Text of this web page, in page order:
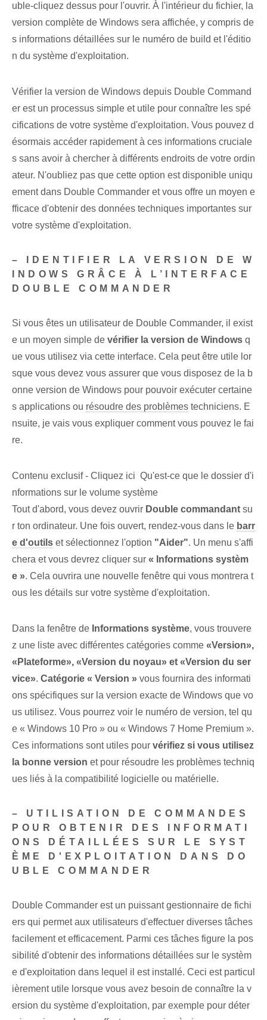
uble-cliquez dessus pour l'ouvrir. À l'intérieur du fichier, la
version complète de Windows sera affichée, y compris de
s informations détaillées sur le numéro de build et l'éditio
n du système d'exploitation.
Vérifier la version de Windows depuis Double Command
er est un processus simple et utile pour connaître les spé
cifications de votre système d'exploitation. Vous pouvez d
ésormais accéder rapidement à ces informations cruciale
s sans avoir à chercher à différents endroits de votre ordin
ateur. N'oubliez pas que cette option est disponible uniqu
ement dans Double Commander et vous offre un moyen e
fficace d'obtenir des données techniques importantes sur
votre système d'exploitation.
– IDENTIFIER LA VERSION DE W
INDOWS GRÂCE À L’INTERFACE
DOUBLE COMMANDER
Si vous êtes un utilisateur de Double Commander, il exist
e un moyen simple de vérifier la version de Windows q
ue vous utilisez via cette interface. Cela peut être utile lor
sque vous devez vous assurer que vous disposez de la b
onne version de Windows pour pouvoir exécuter certaine
s applications ou résoudre des problèmes techniciens. E
nsuite, je vais vous expliquer comment vous pouvez le fai
re.
Contenu exclusif - Cliquez ici Qu'est-ce que le dossier d'i
nformations sur le volume système
Tout d'abord, vous devez ouvrir Double commandant su
r ton ordinateur. Une fois ouvert, rendez-vous dans le barr
e d'outils et sélectionnez l'option "Aider". Un menu s'affi
chera et vous devrez cliquer sur « Informations systèm
e ». Cela ouvrira une nouvelle fenêtre qui vous montrera t
ous les détails sur votre système d'exploitation.
Dans la fenêtre de Informations système, vous trouvere
z une liste avec différentes catégories comme «Version»,
«Plateforme», «Version du noyau» et «Version du ser
vice». Catégorie « Version » vous fournira des informati
ons spécifiques sur la version exacte de Windows que vo
us utilisez. Vous pourrez voir le numéro de version, tel qu
e « Windows 10 Pro » ou « Windows 7 Home Premium ».
Ces informations sont utiles pour vérifiez si vous utilisez
la bonne version et pour résoudre les problèmes techniq
ues liés à la compatibilité logicielle ou matérielle.
– UTILISATION DE COMMANDES
POUR OBTENIR DES INFORMATI
ONS DÉTAILLÉES SUR LE SYST
ÈME D'EXPLOITATION DANS DO
UBLE COMMANDER
Double Commander est un puissant gestionnaire de fichi
ers qui permet aux utilisateurs d'effectuer diverses tâches
facilement et efficacement. Parmi ces tâches figure la pos
sibilité d'obtenir des informations détaillées sur le systèm
e d'exploitation dans lequel il est installé. Ceci est particul
ièrement utile lorsque vous avez besoin de connaître la v
ersion du système d'exploitation, par exemple pour déter